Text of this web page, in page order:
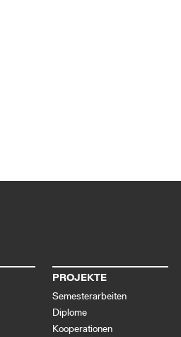
PROJEKTE
Semesterarbeiten
Diplome
Kooperationen